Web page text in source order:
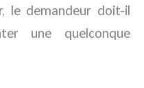
le demandeur doit-il
une quelconque